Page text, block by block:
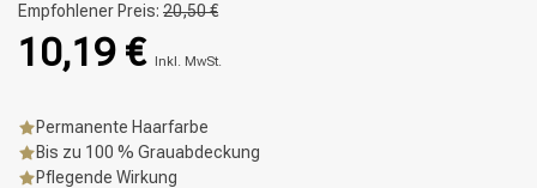
Empfohlener Preis: 20,50 €
10,19 € Inkl. MwSt.
Permanente Haarfarbe
Bis zu 100 % Grauabdeckung
Pflegende Wirkung